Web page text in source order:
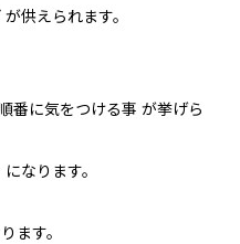
供えられます。
番に気をつける事 が挙げら
なります。
ます。